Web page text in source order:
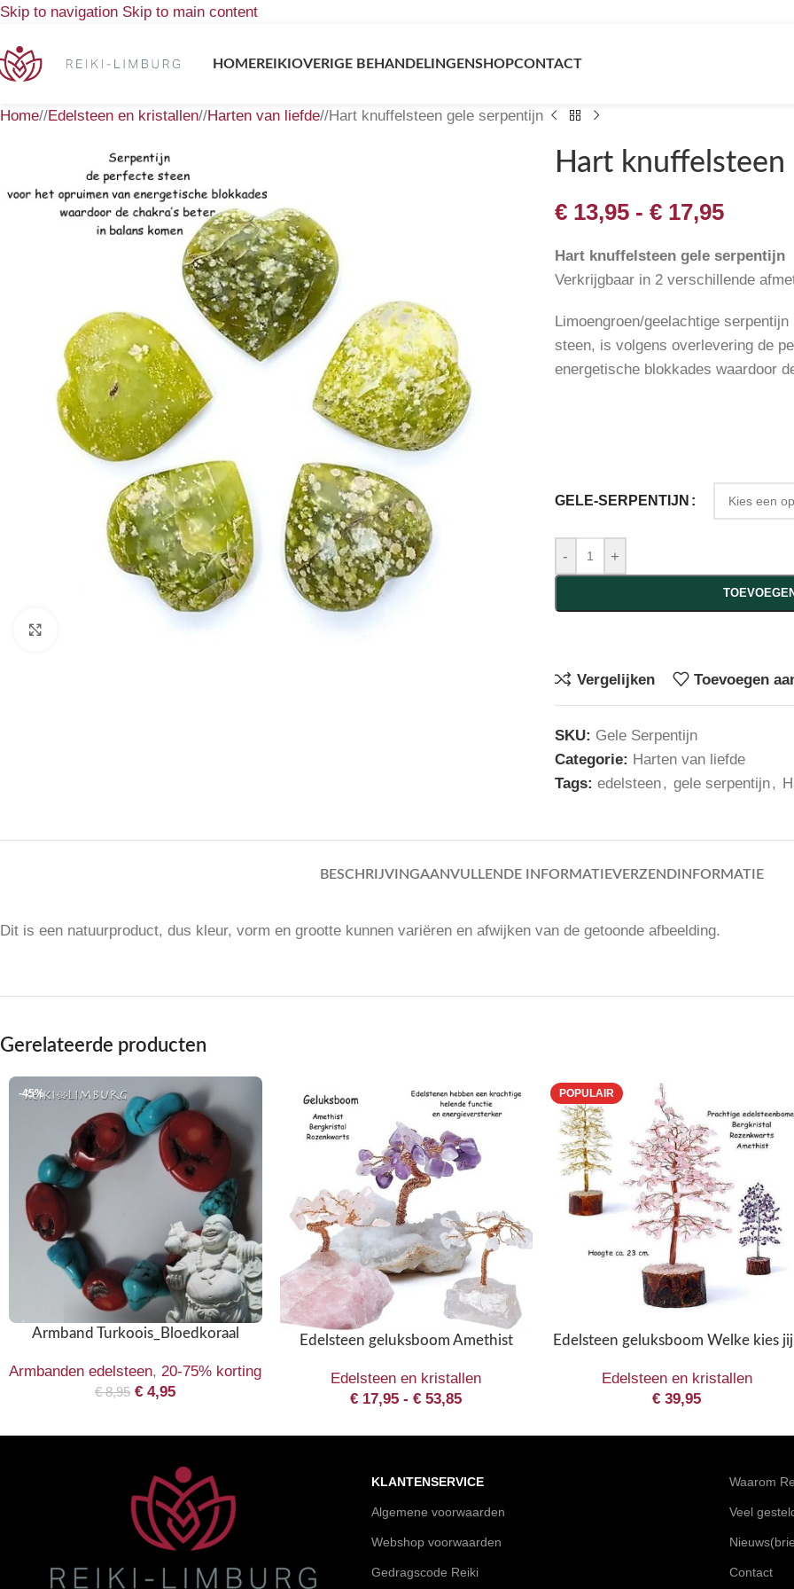
Skip to navigation Skip to main content
HOMEREIKIOVERIGE BEHANDELINGENSHOPCONTACT
Home/ Edelsteen en kristallen/ Harten van liefde/ Hart knuffelsteen gele serpentijn
Hart
€13,95 - €17,95
Hart knuffelsteen gele serpentijn
Verkrijgbaar in 2 verschillende
Limoengroen/geelachtige
steen, is volgens overlevering de
energetische blokkades waardoor
GELE-SERPENTIJN
- +
Vergelijken Toevoegen
SKU: Gele Serpentijn
Categorie: Harten van liefde
Tags: edelsteen, gele serpentijn,
BESCHRIJVINGAANVULLENDE INFORMATIEVERZENDINFORMATIE
Dit is een natuurproduct, dus kleur, vorm en grootte kunnen variëren en afwijken van de getoonde afbeelding.
Gerelateerde producten
-45%
Armband Turkoois_Bloedkoraal
Armbanden edelsteen, 20-75% korting
€8,95 € 4,95
Edelsteen geluksboom Amethist
Edelsteen en kristallen
€ 17,95 - € 53,85
POPULAIR
Edelsteen geluksboom Welke kies
Edelsteen en kristallen
€ 39,95
KLANTENSERVICE
Algemene voorwaarden
Webshop voorwaarden
Gedragscode Reiki
Waarom
Veel
Contact